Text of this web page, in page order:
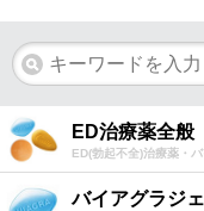
ED治療薬全般
ED(勃起不全)治療薬・
バイアグラジ